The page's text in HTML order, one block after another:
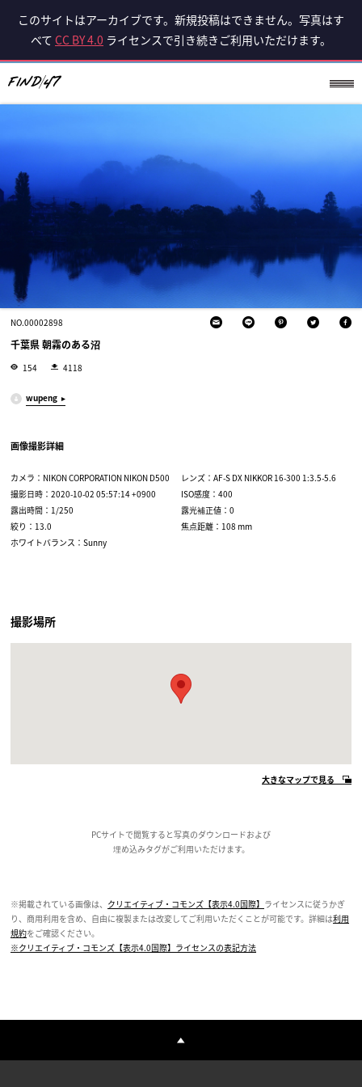
このサイトはアーカイブです。新規投稿はできません。写真はす
べて CC BY 4.0 ライセンスで引き続きご利用いただけます。
NO.00002898
千葉県 朝霧のある沼
154 4118
wupeng
画像撮影詳細
カメラ：NIKON CORPORATION NIKON D500
レンズ：AF-S DX NIKKOR 16-300 1:3.5-5.6
撮影日時：2020-10-02 05:57:14 +0900
ISO感度：400
露出時間：1/250
露光補正値：0
絞り：13.0
焦点距離：108 mm
ホワイトバランス：Sunny
撮影場所
大きなマップで見る
PCサイトで閲覧すると写真のダウンロードおよび
埋め込みタグがご利用いただけます。
※掲載されている画像は、 クリエイティブ・コモンズ【表示4.0国際】 ライセンスに従うかぎ
り、商用利用を含め、自由に複製または改変してご利用いただくことが可能です。詳細は利用
規約をご確認ください。
※クリエイティブ・コモンズ【表示4.0国際】ライセンスの表記方法